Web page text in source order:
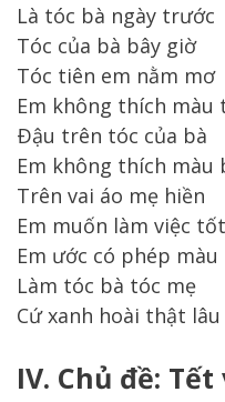
Là tóc bà ngày trước
Tóc của bà bây giờ
Tóc tiên em nằm mơ
Em không thích màu
Ðậu trên tóc của bà
Em không thích màu
Trên vai áo mẹ hiền
Em muốn làm việc tốt
Em ước có phép màu
Làm tóc bà tóc mẹ
Cứ xanh hoài thật lâu
IV. Chủ đề: